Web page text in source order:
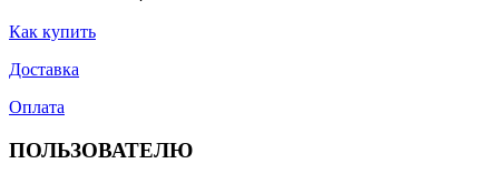
Как купить
Доставка
Оплата
ПОЛЬЗОВАТЕЛЮ